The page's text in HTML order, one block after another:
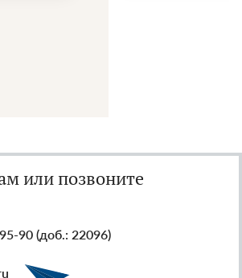
или позвоните
90 (доб.: 22096)